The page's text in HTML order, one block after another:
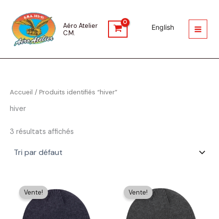
contenu
Aéro Atelier
C.M.
English
Accueil / Produits identifiés “hiver”
hiver
3 résultats affichés
Vente! Vente!